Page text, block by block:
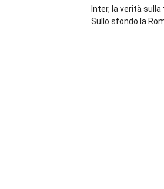
Inter, la verità
Sullo sfondo la